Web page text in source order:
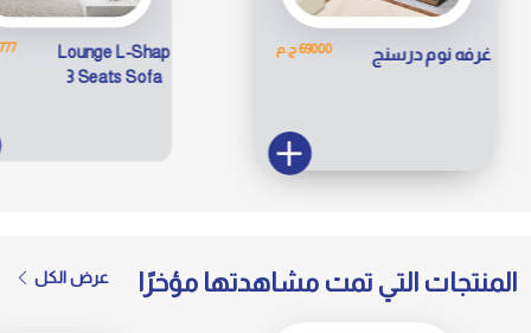
غرفه نوم درسنج 69000 ج.م Lounge L-Shap
3 Seats Sofa
المنتجات التي تمت مشاهدتها مؤخرًا عرض الكل